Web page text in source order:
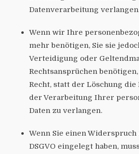
Datenverarbeitung
Wenn wir Ihre
mehr benötigen, Sie sie
Verteidigung oder
Rechtsansprüchen benötigen,
Recht, statt der Löschung
der Verarbeitung Ihrer
Daten zu verlangen.
Wenn Sie einen Widerspruch
DSGVO eingelegt haben,